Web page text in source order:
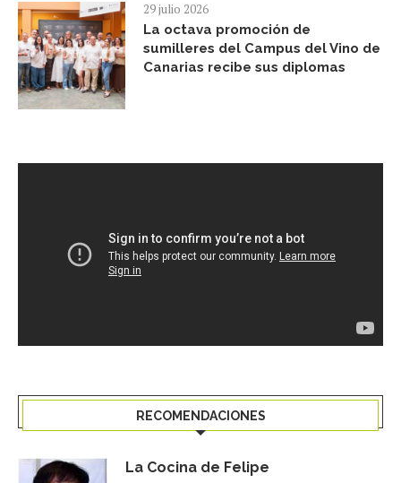
29 julio 2026
La octava promoción de
sumilleres del Campus del Vino de
Canarias recibe sus diplomas
RECOMENDACIONES
La Cocina de Felipe